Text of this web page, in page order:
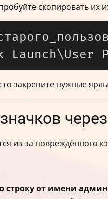
скопировать их
закрепите нужные
из-за повреждённого
строку от имени